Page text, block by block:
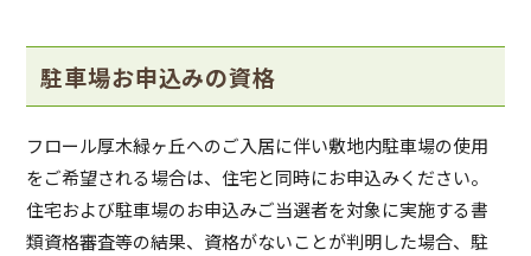
駐車場お申込みの資格
フロール厚木緑ヶ丘へのご入居に伴い敷地内駐車場の使用
をご希望される場合は、住宅と同時にお申込みください。
住宅および駐車場のお申込みご当選者を対象に実施する書
類資格審査等の結果、資格がないことが判明した場合、駐